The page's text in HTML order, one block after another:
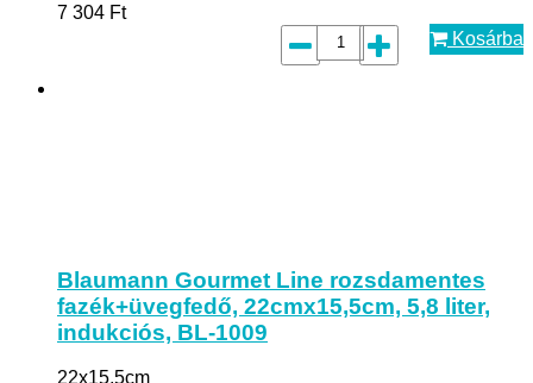
7 304 Ft
Kosárba
Blaumann Gourmet Line rozsdamentes
fazék+üvegfedő, 22cmx15,5cm, 5,8 liter,
indukciós, BL-1009
22x15,5cm